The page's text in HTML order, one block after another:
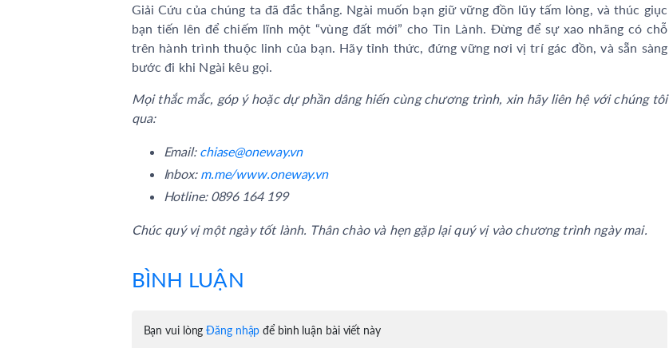
Giải Cứu của chúng ta đã đắc thắng. Ngài muốn bạn giữ vững đồn lũy tấm lòng, và thúc giục
bạn tiến lên để chiếm lĩnh một “vùng đất mới” cho Tin Lành. Đừng để sự xao nhãng có chỗ
trên hành trình thuộc linh của bạn. Hãy tỉnh thức, đứng vững nơi vị trí gác đồn, và sẵn sàng
bước đi khi Ngài kêu gọi.
Mọi thắc mắc, góp ý hoặc dự phần dâng hiến cùng chương trình, xin hãy liên hệ với chúng tôi
qua:
Email: chiase@oneway.vn
Inbox: m.me/www.oneway.vn
Hotline: 0896 164 199
Chúc quý vị một ngày tốt lành. Thân chào và hẹn gặp lại quý vị vào chương trình ngày mai.
BÌNH LUẬN
Bạn vui lòngĐăng nhập để bình luận bài viết này